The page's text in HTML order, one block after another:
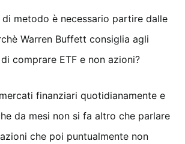
di metodo è necessario partire dalle
Warren Buffett consiglia agli
comprare ETF e non azioni?
finanziari quotidianamente e
da mesi non si fa altro che parlare
che poi puntualmente non